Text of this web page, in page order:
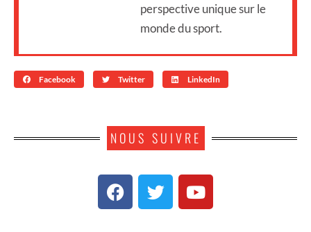
perspective unique sur le
monde du sport.
Facebook Twitter LinkedIn
NOUS SUIVRE